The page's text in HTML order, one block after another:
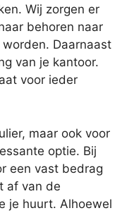
Wij zorgen er
behoren naar
Daarnaast
van je kantoor.
voor ieder
maar ook voor
optie. Bij
een vast bedrag
af van de
je huurt. Alhoewel